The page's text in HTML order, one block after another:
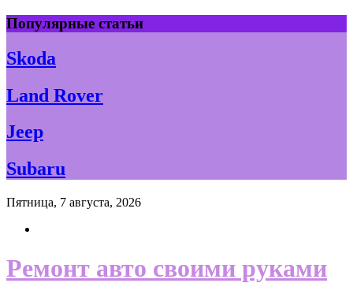
Skip
to
content
Популярные статьи
Skoda
Land Rover
Jeep
Subaru
Пятница, 7 августа, 2026
Ремонт авто своими руками